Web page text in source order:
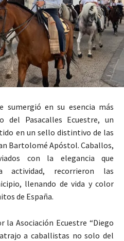
sumergió en su esencia más
del Pasacalles Ecuestre, un
en un sello distintivo de las
Bartolomé Apóstol. Caballos,
con la elegancia que
actividad, recorrieron las
llenando de vida y color
de España.
la Asociación Ecuestre “Diego
a caballistas no solo del